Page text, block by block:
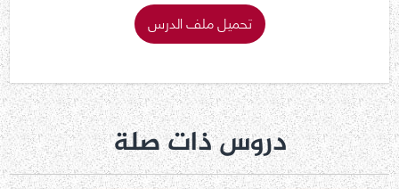
تحميل ملف الدرس
دروس ذات صلة